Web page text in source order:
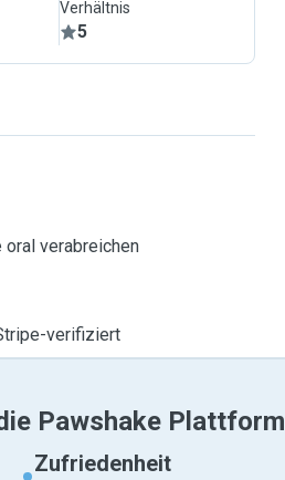
Verhältnis
5
oral verabreichen
verifiziert
Pawshake Plattform
Zufriedenheit